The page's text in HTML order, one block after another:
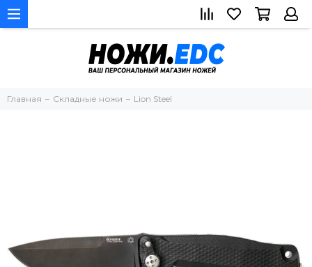
Главная Складные ножи Lion Steel